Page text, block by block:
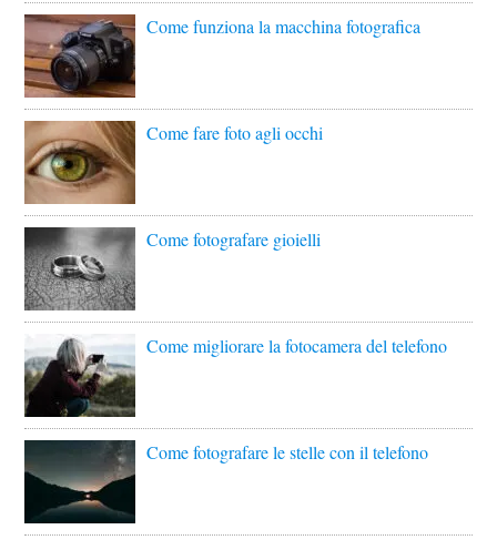
Come funziona la macchina fotografica
Come fare foto agli occhi
Come fotografare gioielli
Come migliorare la fotocamera del telefono
Come fotografare le stelle con il telefono